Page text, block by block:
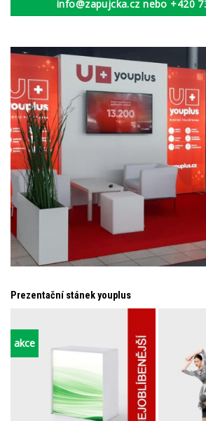
info@zapujcka.cz nebo +420
Prezentační stánek youplus
akce